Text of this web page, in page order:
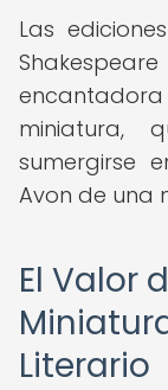
Las
miniatura,
sumergirse
Avon de una
El Valor
Literario